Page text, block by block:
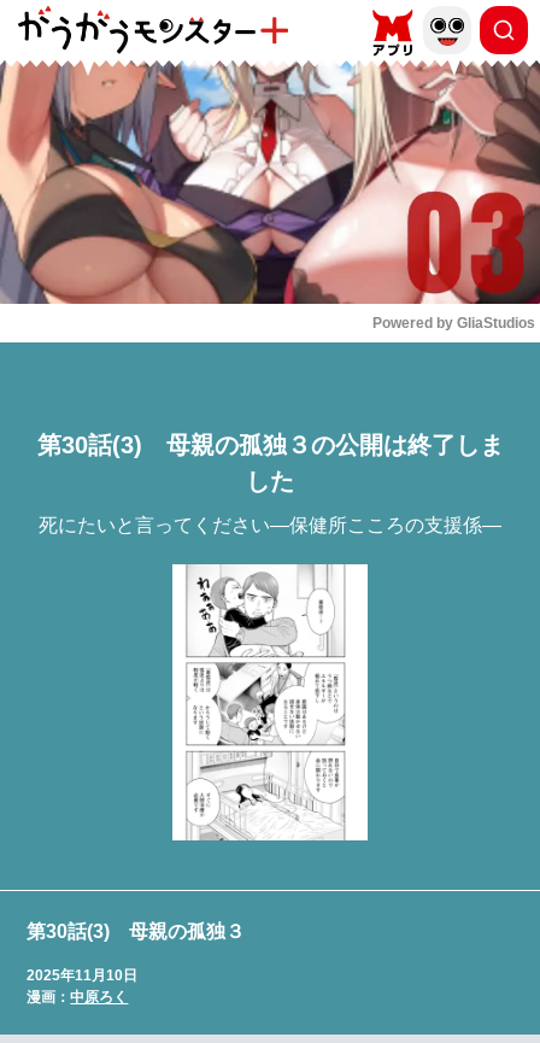
もっと読む
Powered by GliaStudios
第30話(3) 母親の孤独３の公開は終了しま
した
死にたいと言ってください―保健所こころの支援係―
第30話(3) 母親の孤独３
2025年11月10日
漫画：中原ろく